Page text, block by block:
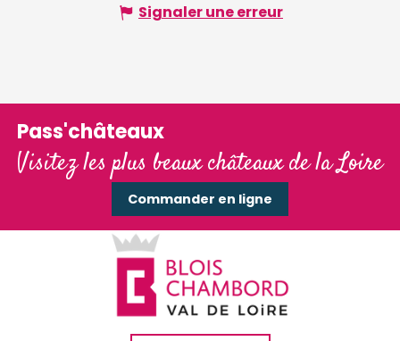
Signaler une erreur
Pass'châteaux
Visitez les plus beaux châteaux de la Loire
Commander en ligne